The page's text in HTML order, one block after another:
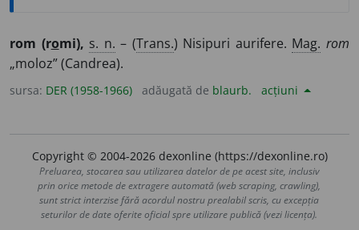
rom (romi), s. n. – (Trans.) Nisipuri aurifere. Mag. rom
„moloz” (Candrea).
sursa: DER (1958-1966) adăugată de blaurb. acțiuni
Copyright © 2004-2026 dexonline (https://dexonline.ro)
Preluarea, stocarea sau utilizarea datelor de pe acest site, inclusiv
prin orice metode de extragere automată (web scraping, crawling),
sunt strict interzise fără acordul nostru prealabil scris, cu excepția
seturilor de date oferite oficial spre utilizare publică (vezi licența).